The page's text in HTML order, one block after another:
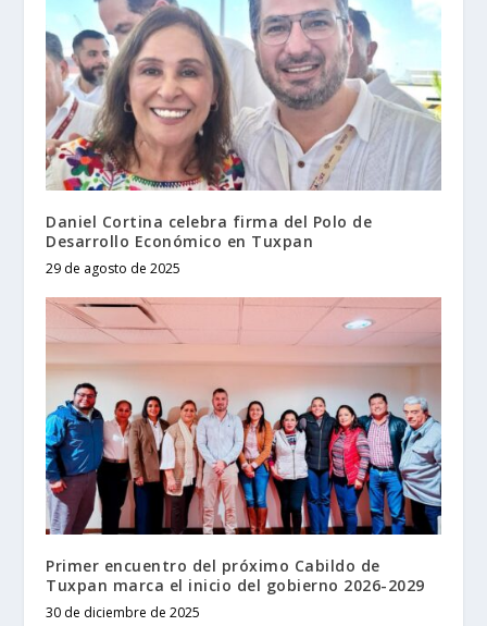
Daniel Cortina celebra firma del Polo de
Desarrollo Económico en Tuxpan
29 de agosto de 2025
Primer encuentro del próximo Cabildo de
Tuxpan marca el inicio del gobierno 2026-2029
30 de diciembre de 2025